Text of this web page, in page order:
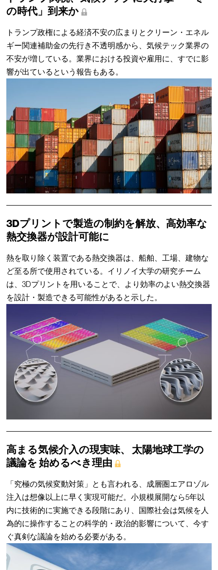
の時代」到来か
トランプ政権による経済不安の広まりとクリーン・エネル
ギー関連補助金の先行き不透明感から、気候テック業界の
不安が増している。業界における投資や雇用に、すでに影
響が出ているという報告もある。
3Dプリントで製造の制約を解放、高効率な
熱交換器が設計可能に
熱を取り除く装置である熱交換器は、船舶、工場、建物な
ど至る所で使用されている。イリノイ大学の研究チーム
は、3Dプリントを用いることで、より効率のよい熱交換器
を設計・製造できる可能性があると示した。
高まる気候介入の現実味、 太陽地球工学の
議論を 始めるべき理由
「究極の気候変動対策」とも言われる、成層圏エアロゾル
注入は想像以上に早く実現可能だ。小規模展開なら5年以
内に技術的に実施できる段階にあり、国際社会は気候を人
為的に操作することの科学的・政治的影響について、今す
ぐ真剣な議論を始める必要がある。